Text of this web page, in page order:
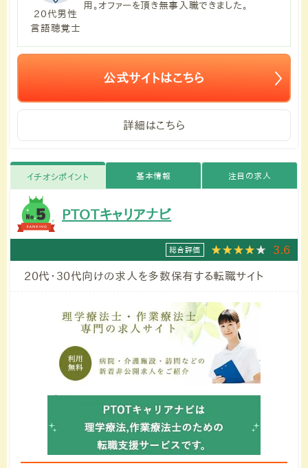
20代男性
言語聴覚士
用。オファーを頂き無事入職できました。
公式サイトはこちら
詳細はこちら
イチオシポイント 基本情報 注目の求人
PTOTキャリアナビ
総合評価 3.6
20代・30代向けの求人を多数保有する転職サイト